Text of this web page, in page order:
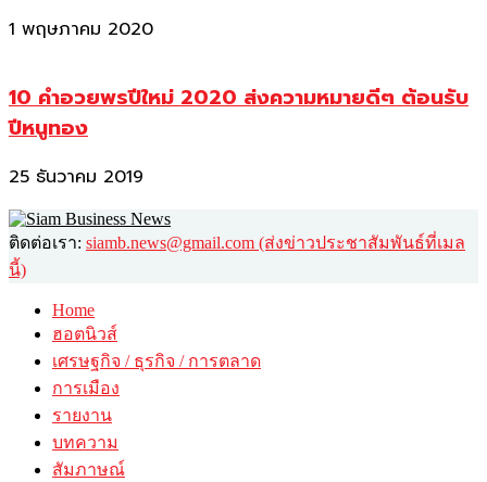
1 พฤษภาคม 2020
10 คำอวยพรปีใหม่ 2020 ส่งความหมายดีๆ ต้อนรับ
ปีหนูทอง
25 ธันวาคม 2019
ติดต่อเรา: siamb.news@gmail.com (ส่งข่าวประชาสัมพันธ์ที่เมล
นี้)
Home
ฮอตนิวส์
เศรษฐกิจ / ธุรกิจ / การตลาด
การเมือง
รายงาน
บทความ
สัมภาษณ์